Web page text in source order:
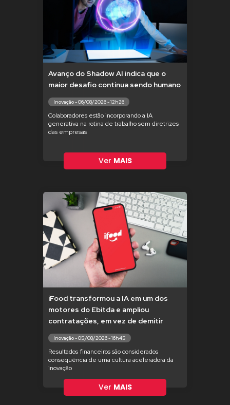
Avanço do Shadow AI indica que o
maior desafio continua sendo humano
Inovação - 06/08/2026 - 12h26
Colaboradores estão incorporando a IA
generativa na rotina de trabalho sem diretrizes
das empresas
Ver MAIS
iFood transformou a IA em um dos
motores do Ebitda e ampliou
contratações, em vez de demitir
Inovação - 05/08/2026 - 16h45
Resultados financeiros são considerados
consequência de uma cultura aceleradora da
inovação
Ver MAIS